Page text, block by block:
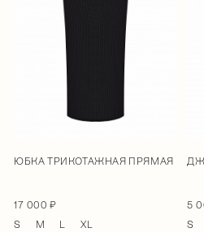
ЮБКА ТРИКОТАЖНАЯ ПРЯМАЯ
17 000 ₽
S
M L XL
5
S